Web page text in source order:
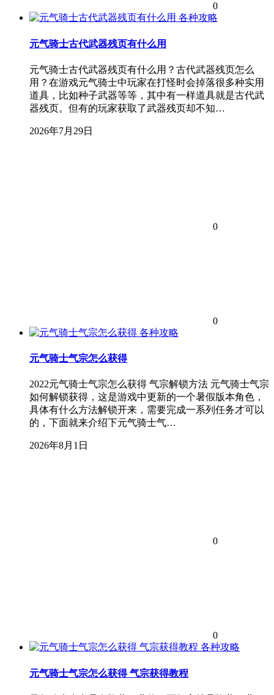
0
各种攻略
元气骑士古代武器残页有什么用
元气骑士古代武器残页有什么用？古代武器残页怎么
用？在游戏元气骑士中玩家在打怪时会掉落很多种实用
道具，比如种子武器等等，其中有一样道具就是古代武
器残页。但有的玩家获取了武器残页却不知…
2026年7月29日
0
0
各种攻略
元气骑士气宗怎么获得
2022元气骑士气宗怎么获得 气宗解锁方法 元气骑士气宗
如何解锁获得，这是游戏中更新的一个暑假版本角色，
具体有什么方法解锁开来，需要完成一系列任务才可以
的，下面就来介绍下元气骑士气…
2026年8月1日
0
0
各种攻略
元气骑士气宗怎么获得 气宗获得教程